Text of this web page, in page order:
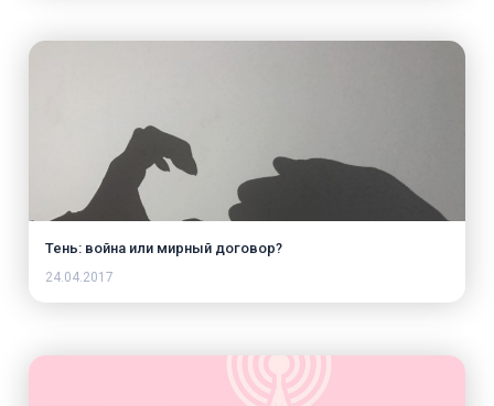
Тень: война или мирный договор?
24.04.2017